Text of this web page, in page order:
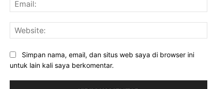
Simpan nama, email, dan situs web saya di browser ini
untuk lain kali saya berkomentar.